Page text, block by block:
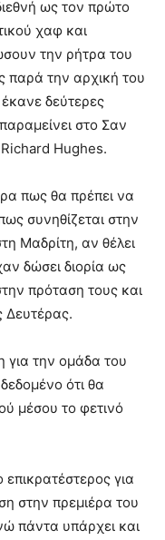
ως τον πρώτο
χαφ και
την ρήτρα του
παρά την αρχική του
δεύτερες
στο Σαν
Hughes.
πως θα πρέπει να
συνηθίζεται στην
Μαδρίτη, αν θέλει
δώσει διορία ως
πρόταση τους και
Δευτέρας.
για την ομάδα του
ότι θα
μέσου το φετινό
για
στην πρεμιέρα του
πάντα υπάρχει και